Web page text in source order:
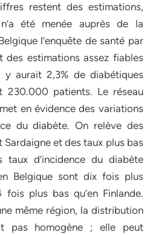
restent des estimations,
été menée auprès de la
l’enquête de santé par
des estimations assez fiables
aurait 2,3% de diabétiques
230.000 patients. Le réseau
en évidence des variations
du diabète. On relève des
Sardaigne et des taux plus bas
taux d’incidence du diabète
Belgique sont dix fois plus
plus bas qu’en Finlande.
même région, la distribution
pas homogène ; elle peut